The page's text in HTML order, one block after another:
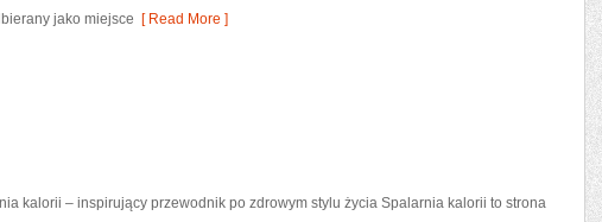
jako miejsce [ Read More ]
kalorii – inspirujący przewodnik po zdrowym stylu życia Spalarnia kalorii to strona